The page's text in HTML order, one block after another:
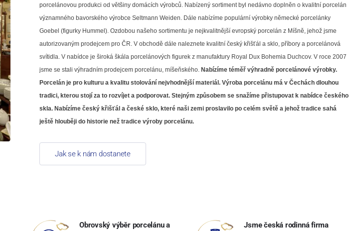
porcelánovou produkci od většiny domácích výrobců. Nabízený sortiment byl nedávno doplněn o kvalitní porcelán
významného bavorského výrobce Seltmann Weiden. Dále nabízíme populární výrobky německé porcelánky
Goebel (figurky Hummel). Ozdobou našeho sortimentu je nejkvalitnější evropský porcelán z Míšně, jehož jsme
autorizovaným prodejcem pro ČR. V obchodě dále naleznete kvalitní český křišťál a sklo, příbory a porcelánová
svítidla. V nabídce je široká škála porcelánových figurek z manufaktury Royal Dux Bohemia Duchcov. V roce 2007
jsme se stali výhradním prodejcem porcelánu, míšeňského. Nabízíme téměř výhradně porcelánové výrobky.
Porcelán je pro kulturu a kvalitu stolování nejvhodnější materiál. Výroba porcelánu má v Čechách dlouhou
tradici, kterou stojí za to rozvíjet a podporovat. Stejným způsobem se snažíme přistupovat k nabídce českého
skla. Nabízíme český křišťál a české sklo, které naši zemi proslavilo po celém světě a jehož tradice sahá
ještě hlouběji do historie než tradice výroby porcelánu.
Jak se k nám dostanete
Obrovský výběr porcelánu a
Jsme česká rodinná firma